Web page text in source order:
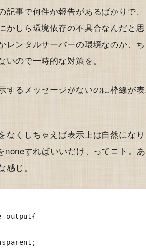
記事で何件か報告があるばかりで
かしら環境依存の不具合なんだと
レンタルサーバーの環境なのか、
いので一時的な対策を。
するメッセージがないのに枠線が
なくしちゃえば表示上は自然にな
noneすればいいだけ、ってコト。
感じ。
output{